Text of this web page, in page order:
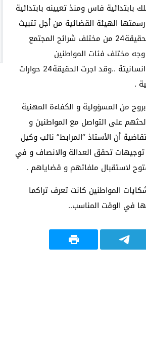
بابتدائية فاس ومنذ تعيينه بابتدائية
الهيئة القضائية من أجل تتبيث
استقلالية القضاء ونزاهته خدمة للصالح العام ،وحسب عدة شهادات استقتها الحقيقة24 من مختلف شرائح المجتمع
مختلف فئات المواطنين
وهواجسهم اليومية وبرهن على ذلك بتفان واخلاص في العمل أكدته مهنيتة وانسانيتة ..وقد اجرت الحقيقة24 حوارات
.
من المسؤولية و الكفاءة المهنية
على التواصل مع المواطنين و
أن الأستاذ “المرابط” نائب وكيل
توجيهات تحقق العدالة والانصاف و في
لاستقبال ملفاتهم و قضاياهم .
المواطنين كانت تعرف تراكما
في الوقت المناسب..